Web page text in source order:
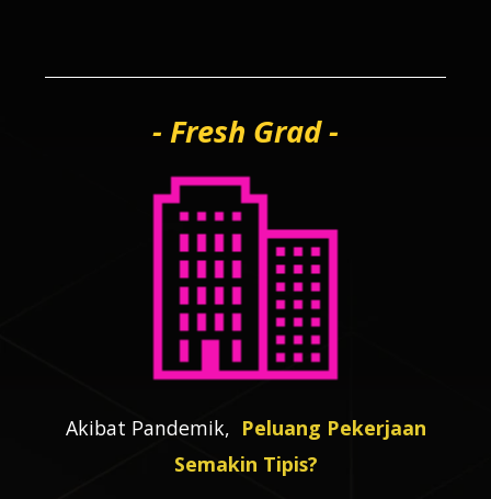
- Fresh Grad -
Akibat Pandemik, Peluang Pekerjaan
Semakin Tipis?